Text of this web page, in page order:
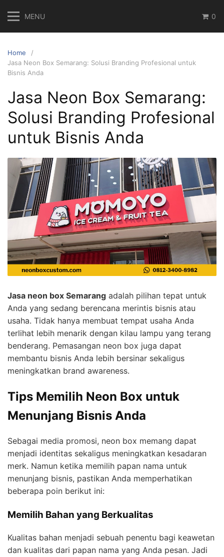
content
MENU 0
Home
Jasa Neon Box Semarang: Solusi Branding Profesional untuk
Bisnis Anda
Jasa Neon Box Semarang:
Solusi Branding Profesional
untuk Bisnis Anda
Jasa neon box Semarang adalah pilihan tepat untuk
Anda yang sedang berencana merintis bisnis atau
usaha. Tidak hanya membuat tempat usaha Anda
terlihat lebih menarik dengan kilau lampu yang terang
benderang. Pemasangan neon box juga dapat
membantu bisnis Anda lebih bersinar sekaligus
meningkatkan brand awareness.
Tips Memilih Neon Box untuk
Menunjang Bisnis Anda
Sebagai media promosi, neon box memang dapat
menjadi identitas sekaligus meningkatkan kesadaran
merk. Namun ketika memilih papan nama untuk
menunjang bisnis, pastikan Anda memperhatikan
beberapa poin berikut ini:
Memilih Bahan yang Berkualitas
Kualitas bahan menjadi sebuah penentu bagi keawetan
dan kualitas dari papan nama yang Anda pesan. Jadi